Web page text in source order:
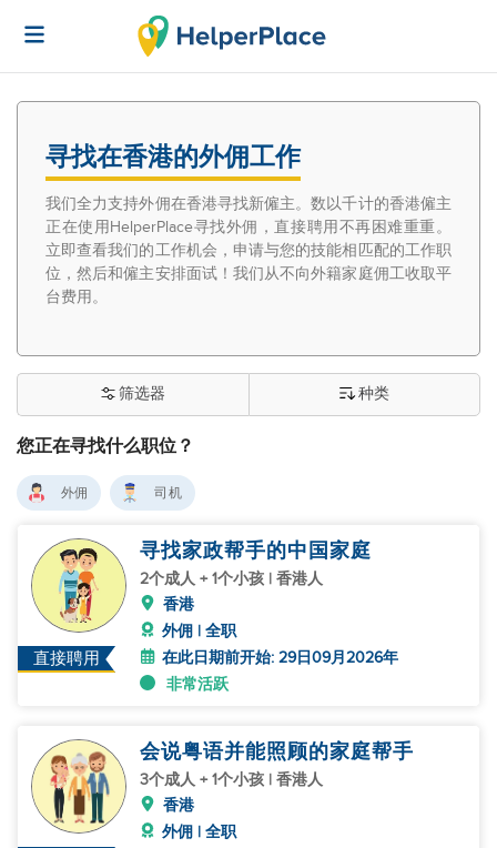
寻找在香港的外佣工作
我们全力支持外佣在香港寻找新僱主。数以千计的香港僱主
正在使用HelperPlace寻找外佣，直接聘用不再困难重重。
立即查看我们的工作机会，申请与您的技能相匹配的工作职
位，然后和僱主安排面试！我们从不向外籍家庭佣工收取平
台费用。
您正在寻找什么职位？
筛选器 种类
外佣 司机
直接聘用
寻找家政帮手的中国家庭
2个成人 + 1个小孩 | 香港人
香港
外佣 | 全职
在此日期前开始: 29日09月2026年
非常活跃
会说粤语并能照顾的家庭帮手
3个成人 + 1个小孩 | 香港人
香港
外佣 | 全职